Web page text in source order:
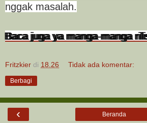
nggak masalah.
Baca juga ya manga-manga
Fritzkier di 18.26 Tidak ada komentar:
Berbagi
‹ Beranda